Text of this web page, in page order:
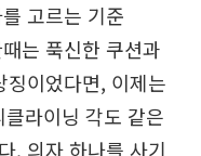
고르는 기준
는 푹신한 쿠션과
이었다면, 이제는
라이닝 각도 같은
. 의자 하나를 사기